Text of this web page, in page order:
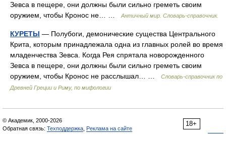
Зевса в пещере, они должны были сильно греметь своим
оружием, чтобы Кронос не… …
Античный мир. Словарь-справочник.
КУРЕТЫ — Полубоги, демонические существа Центрального
Крита, которым принадлежала одна из главных ролей во время
младенчества Зевса. Когда Рея спрятала новорожденного
Зевса в пещере, они должны были сильно греметь своим
оружием, чтобы Кронос не расслышал… …
Cловарь-справочник по
Древней Греции и Риму, по мифологии
18+
© Академик, 2000-2026
Обратная связь: Техподдержка Реклама на сайте